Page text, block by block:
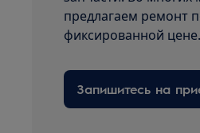
предлагаем ремонт
фиксированной цене.